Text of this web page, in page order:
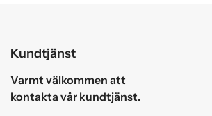
Kundtjänst
Varmt välkommen att
kontakta vår kundtjänst.